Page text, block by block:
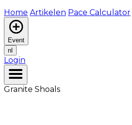
Home Artikelen Pace Calculator
Event
nl
Login
Granite Shoals